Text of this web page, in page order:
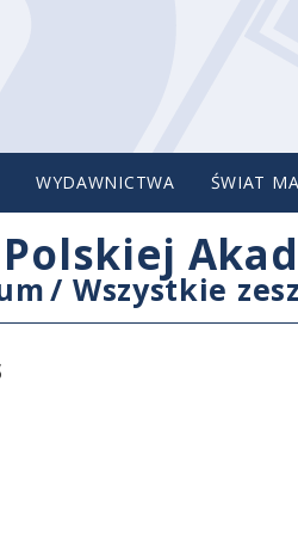
WYDAWNICTWA ŚWIAT
/ Wszystkie